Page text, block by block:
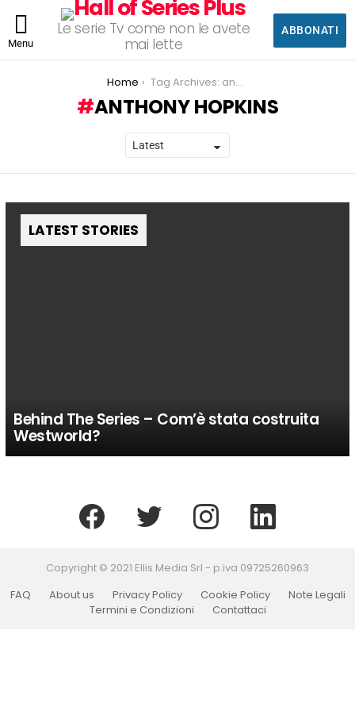
Menu
Le serie Tv come non le avete
mai lette
ABBONATI
Home Tag Archives: anthony hopkins
ANTHONY HOPKINS
LATEST STORIES
Behind The Series – Com’è stata costruita
Westworld?
facebook twitter instagram linkedin
Copyright © 2021 Ellis Media Srl - p.iva 09725260963
FAQ
About us Privacy Policy Cookie Policy
Note Legali
Termini e Condizioni
Contattaci